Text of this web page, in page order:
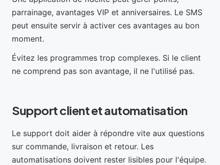
parrainage, avantages VIP et anniversaires. Le SMS
peut ensuite servir à activer ces avantages au bon
moment.
Évitez les programmes trop complexes. Si le client
ne comprend pas son avantage, il ne l'utilisé pas.
Support client et automatisation
Le support doit aider à répondre vite aux questions
sur commande, livraison et retour. Les
automatisations doivent rester lisibles pour l'équipe.